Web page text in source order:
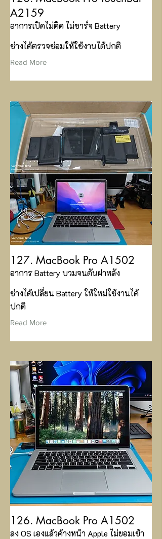
A2159
อาการเปิดไม่ติด ไม่ชาร์จ Battery
ช่างได้ตรวจซ่อมให้ใช้งานได้ปกติ
Read More
127. MacBook Pro A1502
อาการ Battery บวมจนดันฝาหลัง
ช่างได้เปลี่ยน Battery ให้ใหม่ใช้งานได้
ปกติ
Read More
126. MacBook Pro A1502
ลง OS เองแล้วค้างหน้า Apple ไม่ยอมเข้า